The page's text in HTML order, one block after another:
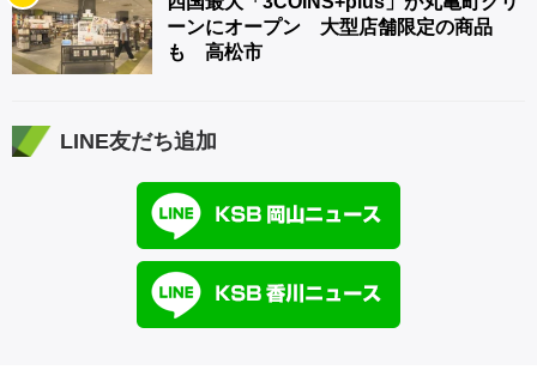
ーンにオープン 大型店舗限定の商品
も 高松市
LINE友だち追加